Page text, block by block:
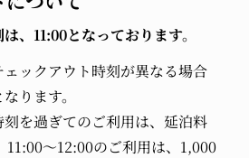
、11:00となっております。
ックアウト時刻が異なる場合
ります。
を過ぎてのご利用は、延泊料
11:00～12:00のご利用は、1,000